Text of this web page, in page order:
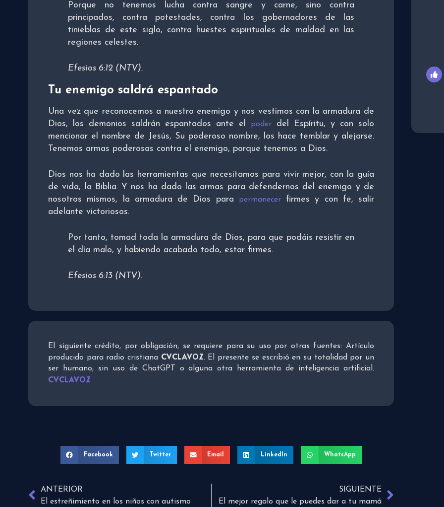
Porque no tenemos lucha contra sangre y carne, sino contra
principados, contra potestades, contra los gobernadores de las
tinieblas de este siglo, contra huestes espirituales de maldad en las
regiones celestes.
Efesios 6:12 (NTV).
Tu enemigo saldrá espantado
Una vez que reconocemos a nuestro enemigo y nos vestimos con la armadura de
Dios, los demonios saldrán espantados ante el
poder del Espíritu, y con solo
mencionar el nombre de Jesús, Su poderoso nombre, los hace temblar y alejarse.
Tenemos armas poderosas contra el enemigo, porque tenemos a Dios.
Dios nos ha dado las herramientas que necesitamos para vivir mejor, con la guía
de vida, la Biblia. Y nos ha dado las armas para defendernos del enemigo y de
nosotros mismos, la armadura de Dios para
permanecerfirmes y con fe, salir
adelante victoriosos.
Por tanto, tomad toda la armadura de Dios, para que podáis resistir en
el día malo, y habiendo acabado todo, estar firmes.
Efesios 6:13 (NTV).
El siguiente crédito, por obligación, se requiere para su uso por otras fuentes: Artículo
producido para radio cristiana CVCLAVOZ. El presente se escribió en su totalidad por un
ser humano, sin uso de ChatGPT o alguna otra herramienta de inteligencia artificial.
CVCLAVOZ
Facebook Twitter Email LinkedIn WhatsApp
ANTERIOR
El estreñimiento en los niños con autismo
SIGUIENTE
El mejor regalo que le puedes dar a tu mamá